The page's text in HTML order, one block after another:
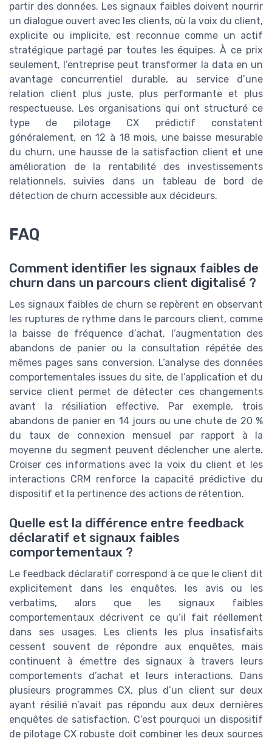
partir des données. Les signaux faibles doivent nourrir
un dialogue ouvert avec les clients, où la voix du client,
explicite ou implicite, est reconnue comme un actif
stratégique partagé par toutes les équipes. À ce prix
seulement, l’entreprise peut transformer la data en un
avantage concurrentiel durable, au service d’une
relation client plus juste, plus performante et plus
respectueuse. Les organisations qui ont structuré ce
type de pilotage CX prédictif constatent
généralement, en 12 à 18 mois, une baisse mesurable
du churn, une hausse de la satisfaction client et une
amélioration de la rentabilité des investissements
relationnels, suivies dans un tableau de bord de
détection de churn accessible aux décideurs.
FAQ
Comment identifier les signaux faibles de
churn dans un parcours client digitalisé ?
Les signaux faibles de churn se repèrent en observant
les ruptures de rythme dans le parcours client, comme
la baisse de fréquence d’achat, l’augmentation des
abandons de panier ou la consultation répétée des
mêmes pages sans conversion. L’analyse des données
comportementales issues du site, de l’application et du
service client permet de détecter ces changements
avant la résiliation effective. Par exemple, trois
abandons de panier en 14 jours ou une chute de 20 %
du taux de connexion mensuel par rapport à la
moyenne du segment peuvent déclencher une alerte.
Croiser ces informations avec la voix du client et les
interactions CRM renforce la capacité prédictive du
dispositif et la pertinence des actions de rétention.
Quelle est la différence entre feedback
déclaratif et signaux faibles
comportementaux ?
Le feedback déclaratif correspond à ce que le client dit
explicitement dans les enquêtes, les avis ou les
verbatims, alors que les signaux faibles
comportementaux décrivent ce qu’il fait réellement
dans ses usages. Les clients les plus insatisfaits
cessent souvent de répondre aux enquêtes, mais
continuent à émettre des signaux à travers leurs
comportements d’achat et leurs interactions. Dans
plusieurs programmes CX, plus d’un client sur deux
ayant résilié n’avait pas répondu aux deux dernières
enquêtes de satisfaction. C’est pourquoi un dispositif
de pilotage CX robuste doit combiner les deux sources